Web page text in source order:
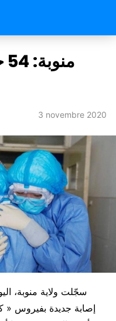
3 novembre 2020
إصابة جديدة بفيروس «